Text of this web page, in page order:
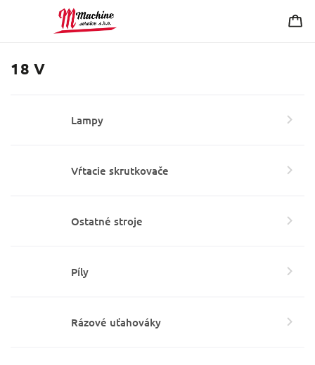
18 V
Lampy
Vŕtacie skrutkovače
Ostatné stroje
Píly
Rázové uťahováky